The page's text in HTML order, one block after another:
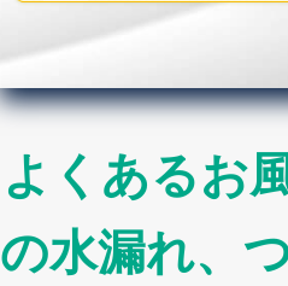
よくあるお
の水漏れ、